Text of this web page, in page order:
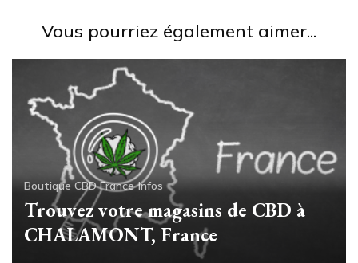
Vous pourriez également aimer...
Boutique CBD France Infos
Trouvez votre magasins de CBD à
CHALAMONT, France